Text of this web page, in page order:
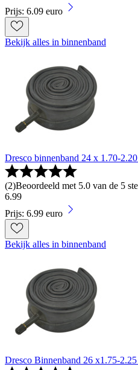
Prijs: 6.09 euro
Bekijk alles in binnenband
Dresco binnenband 24 x 1.70-
(2)Beoordeeld met 5.0 van de 5
6.99
Prijs: 6.99 euro
Bekijk alles in binnenband
Dresco Binnenband 26 x1.75-